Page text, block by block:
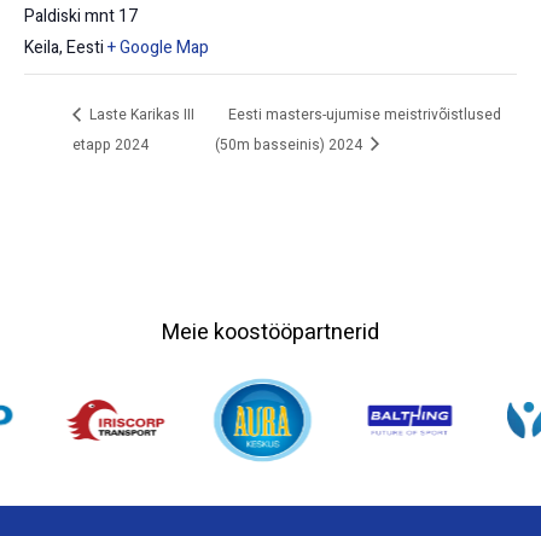
Paldiski mnt 17
Keila,Eesti+ Google Map
Laste Karikas III
etapp 2024
Eesti masters-ujumise meistrivõistlused
(50m basseinis) 2024
Meie koostööpartnerid